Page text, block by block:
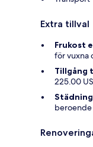
Extra tillval
Frukost
för vuxna
Tillgång
225.00
Städning